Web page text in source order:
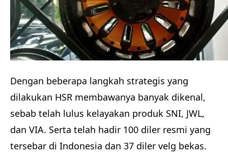
Dengan beberapa langkah strategis yang
dilakukan HSR membawanya banyak dikenal,
sebab telah lulus kelayakan produk SNI, JWL,
dan VIA. Serta telah hadir 100 diler resmi yang
tersebar di Indonesia dan 37 diler velg bekas.